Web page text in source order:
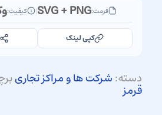
فرمت:SVG + PNG
| کیفیت:
کپی لینک
دسته:شرکت ها و مراکز تجاری
قرمز